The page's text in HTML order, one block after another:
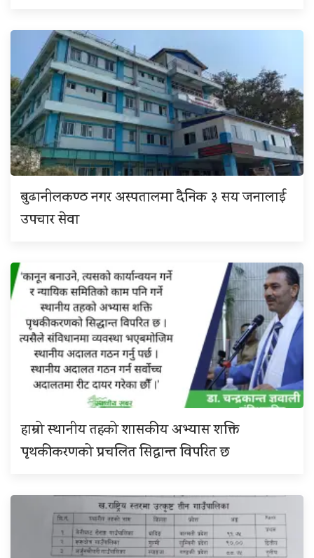
बुढानीलकण्ठ नगर अस्पतालमा दैनिक ३ सय जनालाई
उपचार सेवा
हाम्रो स्थानीय तहको शासकीय अभ्यास शक्ति
पृथकीकरणको प्रचलित सिद्धान्त विपरित छ